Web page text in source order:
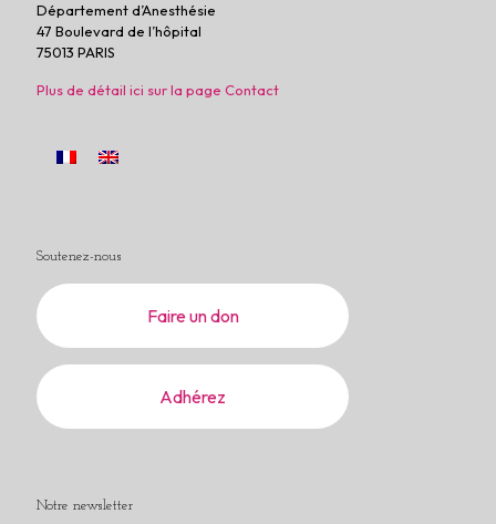
Département d’Anesthésie
47 Boulevard de l’hôpital
75013 PARIS
Plus de détail ici sur la page Contact
Soutenez-nous
Faire un don
Adhérez
Notre newsletter